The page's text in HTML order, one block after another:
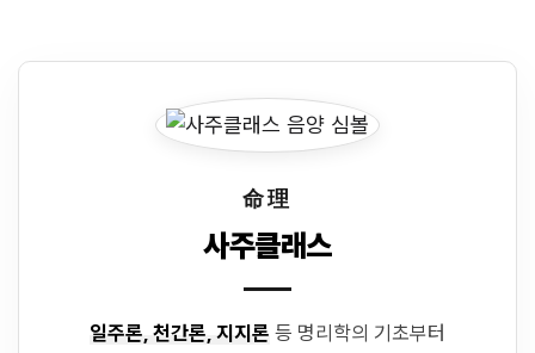
命理
사주클래스
일주론, 천간론, 지지론 등 명리학의 기초부터